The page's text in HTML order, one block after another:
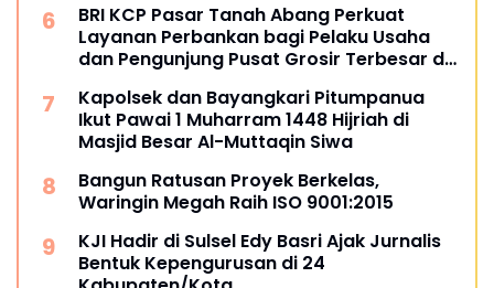
BRI KCP Pasar Tanah Abang Perkuat
Layanan Perbankan bagi Pelaku Usaha
dan Pengunjung Pusat Grosir Terbesar di
Kapolsek dan Bayangkari Pitumpanua
Ikut Pawai 1 Muharram 1448 Hijriah di
Masjid Besar Al-Muttaqin Siwa
Bangun Ratusan Proyek Berkelas,
Waringin Megah Raih ISO 9001:2015
KJI Hadir di Sulsel Edy Basri Ajak Jurnalis
Bentuk Kepengurusan di 24